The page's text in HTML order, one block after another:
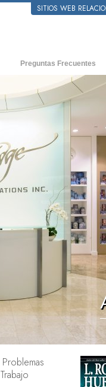
SITIOS WEB
Preguntas Frecuentes
Antecedentes y principios
Dentro de una Iglesia
La Organización de
Cómo
Las
Los
La
El
La
La
La